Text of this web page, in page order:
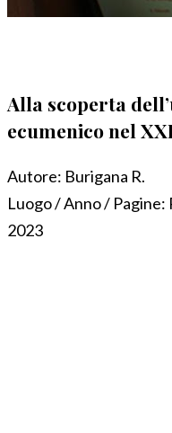
Alla scoperta
ecumenico nel
Autore: Burigana R.
Luogo / Anno / Pagine:
2023